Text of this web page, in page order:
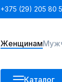
+375 (29) 205 80
Женщинам
Каталог